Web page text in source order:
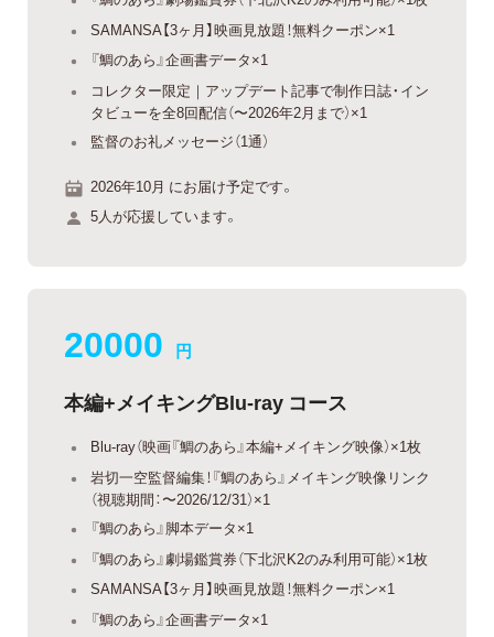
SAMANSA【3ヶ月】映画見放題！無料クーポン×1
『鯛のあら』企画書データ×1
コレクター限定｜アップデート記事で制作日誌・イン
タビューを全8回配信（〜2026年2月まで）×1
監督のお礼メッセージ（1通）
2026年10月 にお届け予定です。
5人が応援しています。
20000 円
本編+メイキングBlu-ray コース
Blu-ray（映画『鯛のあら』本編+メイキング映像）×1枚
岩切一空監督編集！『鯛のあら』メイキング映像リンク
（視聴期間：〜2026/12/31）×1
『鯛のあら』脚本データ×1
『鯛のあら』劇場鑑賞券（下北沢K2のみ利用可能）×1枚
SAMANSA【3ヶ月】映画見放題！無料クーポン×1
『鯛のあら』企画書データ×1